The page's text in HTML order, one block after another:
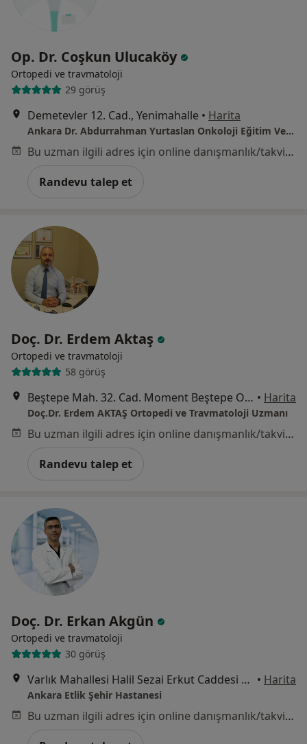
Op. Dr. Coşkun Ulucaköy
Ortopedi ve travmatoloji
29 görüş
Demetevler 12. Cad., Yenimahalle • Harita
Ankara Dr. Abdurrahman Yurtaslan Onkoloji Eğitim Ve Araştırma Hastanesi
Bu uzman ilgili adres için online danışmanlık/takvim sunmuyor.
Randevu talep et
Doç. Dr. Erdem Aktaş
Ortopedi ve travmatoloji
58 görüş
Beştepe Mah. 32. Cad. Moment Beştepe Ofis No: 1/66 Yenimahalle, Ankara • Harita
Doç.Dr. Erdem AKTAŞ Ortopedi ve Travmatoloji Uzmanı
Bu uzman ilgili adres için online danışmanlık/takvim sunmuyor.
Randevu talep et
Doç. Dr. Erkan Akgün
Ortopedi ve travmatoloji
30 görüş
Varlık Mahallesi Halil Sezai Erkut Caddesi No:5, Yenimahalle • Harita
Ankara Etlik Şehir Hastanesi
Bu uzman ilgili adres için online danışmanlık/takvim sunmuyor.